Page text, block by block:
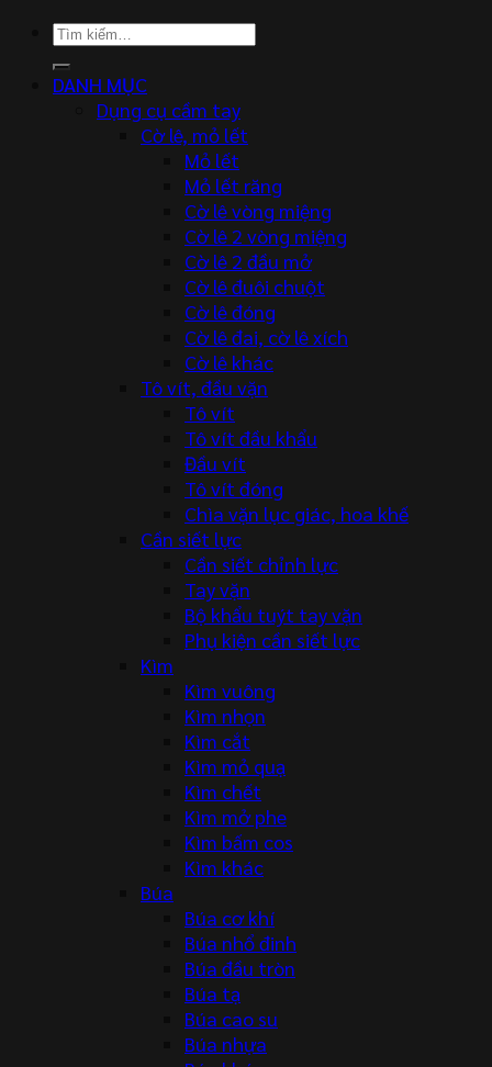
Tìm
DANH MỤC
Dụng cụ cầm tay
Cờ lê, mỏ lết
Mỏ lết
Mỏ lết răng
Cờ lê vòng miệng
Cờ lê 2 vòng miệng
Cờ lê 2 đầu mở
Cờ lê đuôi chuột
Cờ lê đóng
Cờ lê đai, cờ lê xích
Cờ lê khác
Tô vít, đầu vặn
Tô vít
Tô vít đầu khẩu
Đầu vít
Tô vít đóng
Chìa vặn lục giác, hoa khế
Cần siết lực
Cần siết chỉnh lực
Tay vặn
Bộ khẩu tuýt tay vặn
Phụ kiện cần siết lực
Kìm
Kìm vuông
Kìm nhọn
Kìm cắt
Kìm mỏ quạ
Kìm chết
Kìm mở phe
Kìm bấm cos
Kìm khác
Búa
Búa cơ khí
Búa nhổ đinh
Búa đầu tròn
Búa tạ
Búa cao su
Búa nhựa